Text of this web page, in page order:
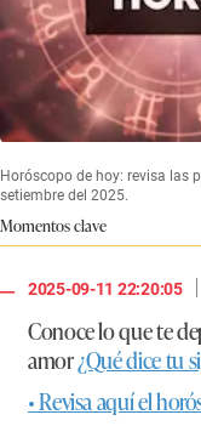
Horóscopo de hoy: revisa las
setiembre del 2025.
Momentos clave
2025-09-11 22:20:05
|
Conoce lo que te
amor¿Qué dice tu
• Revisa aquí el